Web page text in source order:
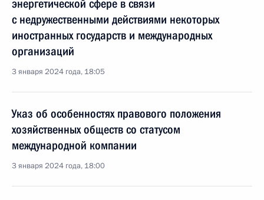
энергетической сфере в связи
с недружественными действиями некоторых
иностранных государств и международных
организаций
3 января 2024 года, 18:05
Указ об особенностях правового положения
хозяйственных обществ со статусом
международной компании
3 января 2024 года, 18:00